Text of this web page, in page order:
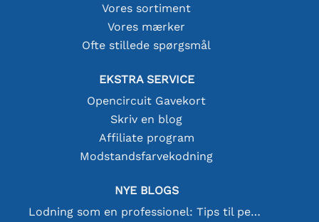
Vores sortiment
Vores mærker
Ofte stillede spørgsmål
EKSTRA SERVICE
Opencircuit Gavekort
Skriv en blog
Affiliate program
Modstandsfarvekodning
NYE BLOGS
Lodning som en professionel: Tips til perfekte elektroniske forbindelser